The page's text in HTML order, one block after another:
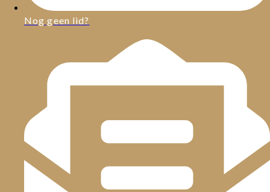
Nog geen lid?